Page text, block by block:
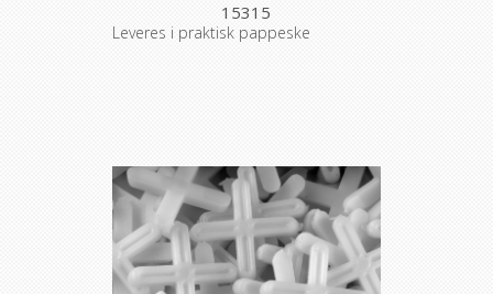
15315
Leveres i praktisk pappeske